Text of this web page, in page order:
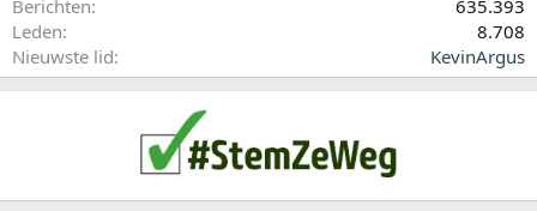
Berichten
635.393
Leden
8.708
Nieuwste lid
KevinArgus